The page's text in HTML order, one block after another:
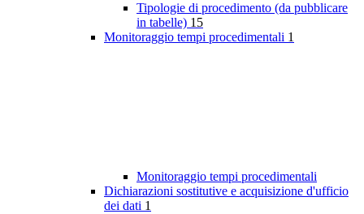
Tipologie di procedimento (da pubblicare
in tabelle) 15
Monitoraggio tempi procedimentali 1
Monitoraggio tempi procedimentali
Dichiarazioni sostitutive e acquisizione d'ufficio
dei dati 1